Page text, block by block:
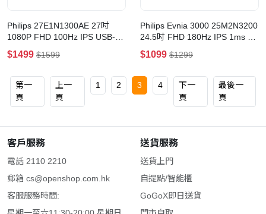
Philips 27E1N1300AE 27吋
1080P FHD 100Hz IPS USB-C
65W 顯示器
$1499 $1599
Philips Evnia 3000 25M2N3200
24.5吋 FHD 180Hz IPS 1ms 電
競顯示器(25M2N3200/93)
$1099 $1299
第一
頁
上一
頁
1 2 3 4
下一
頁
最後一
頁
客戶服務
電話 2110 2210
郵箱 cs@openshop.com.hk
客服服務時間:
送貨服務
送貨上門
自提點/智能櫃
GoGoX即日送貨